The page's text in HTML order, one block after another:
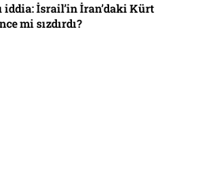
iddia: İsrail’in İran’daki Kürt
mi sızdırdı?